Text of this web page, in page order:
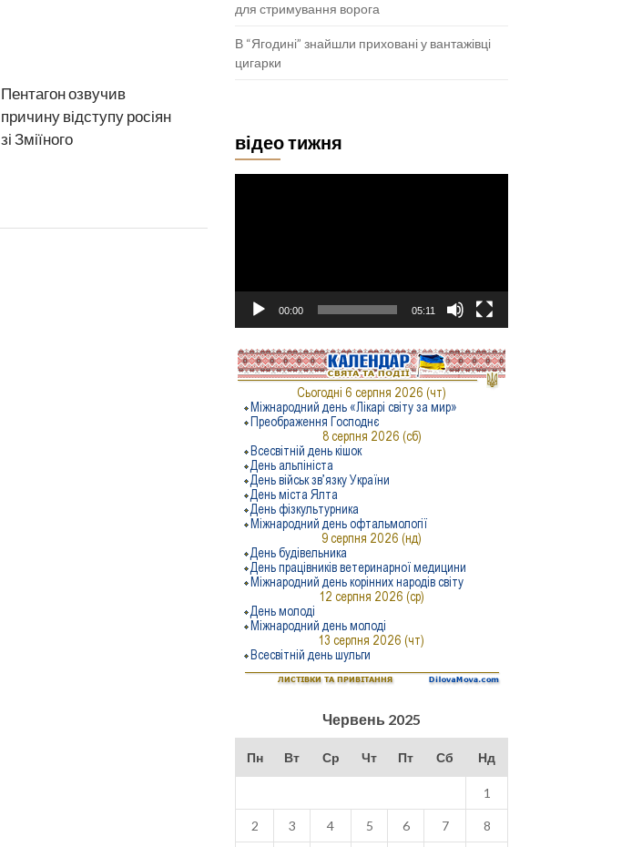
Пентагон озвучив
причину відступу росіян
зі Зміїного
для стримування ворога
В “Ягодині” знайшли приховані у вантажівці
цигарки
відео тижня
00:00 05:11
Червень 2025
Пн Вт Ср Чт Пт Сб Нд
1
2 3 4 5 6 7 8